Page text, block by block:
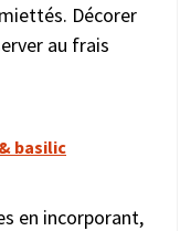
Décorer
au frais
basilic
en incorporant,